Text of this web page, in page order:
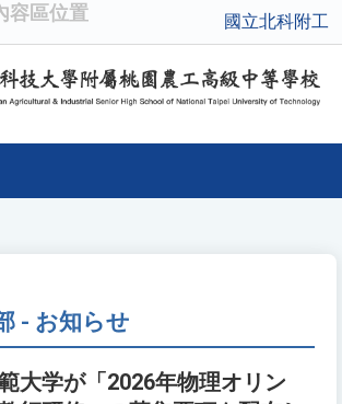
容區位置 國立北科附工
- お知らせ
大学が「2026年物理オリン